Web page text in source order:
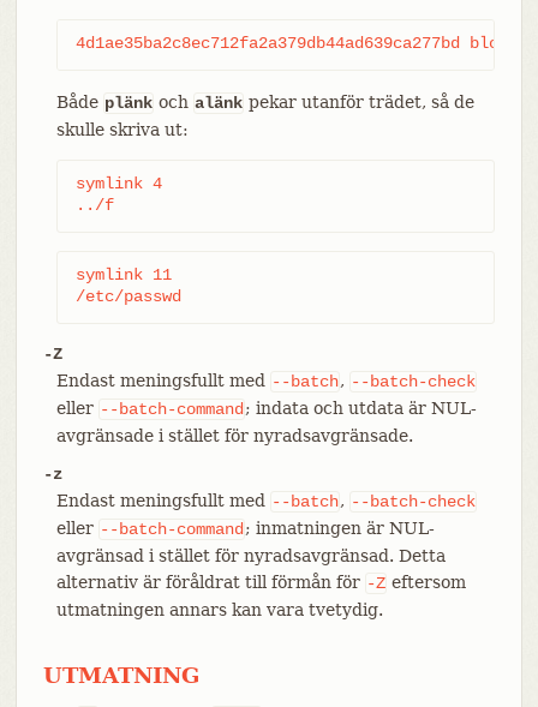
4d1ae35ba2c8ec712fa2a379db44ad639ca277bd blob 1
Både plänk och alänk pekar utanför trädet, så de
skulle skriva ut:
symlink 4
../f
symlink 11
/etc/passwd
-Z
Endast meningsfullt med
--batch, --batch-check
eller --batch-command ; indata och utdata är NUL-
avgränsade i stället för nyradsavgränsade.
-z
Endast meningsfullt med
--batch, --batch-check
eller --batch-command ; inmatningen är NUL-
avgränsad i stället för nyradsavgränsad. Detta
alternativ är föråldrat till förmån för -Z eftersom
utmatningen annars kan vara tvetydig.
UTMATNING